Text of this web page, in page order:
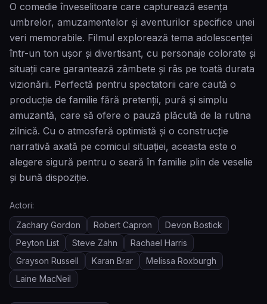
O comedie înveselitoare care capturează esența
umbrelor, amuzamentelor și aventurilor specifice unei
veri memorabile. Filmul explorează tema adolescenței
într-un ton ușor și divertisant, cu personaje colorate și
situații care garantează zâmbete și râs pe toată durata
vizionării. Perfectă pentru spectatorii care caută o
producție de familie fără pretenții, pură și simplu
amuzantă, care să ofere o pauză plăcută de la rutina
zilnică. Cu o atmosferă optimistă și o construcție
narrativă axată pe comicul situației, aceasta este o
alegere sigură pentru o seară în familie plin de veselie
și bună dispoziție.
Actori:
Zachary Gordon
Robert Capron
Devon Bostick
Peyton List
Steve Zahn
Rachael Harris
Grayson Russell
Karan Brar
Melissa Roxburgh
Laine MacNeil